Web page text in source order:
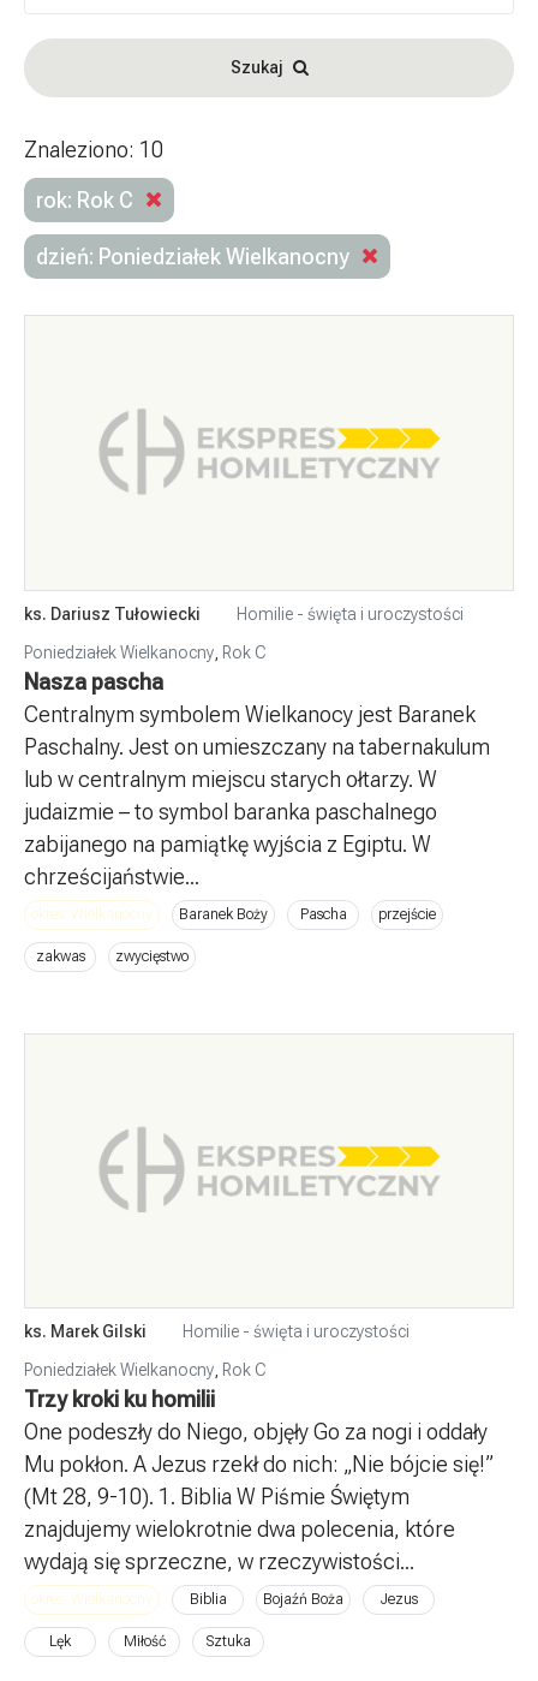
Szukaj
Znaleziono: 10
rok: Rok C
dzień: Poniedziałek Wielkanocny
ks. Dariusz Tułowiecki
Homilie - święta i uroczystości
Poniedziałek Wielkanocny Rok C
Nasza pascha
Centralnym symbolem Wielkanocy jest Baranek
Paschalny. Jest on umieszczany na tabernakulum
lub w centralnym miejscu starych ołtarzy. W
judaizmie – to symbol baranka paschalnego
zabijanego na pamiątkę wyjścia z Egiptu. W
chrześcijaństwie...
okres: Wielkanocny Baranek Boży Pascha przejście
zakwas zwycięstwo
ks. Marek Gilski
Homilie - święta i uroczystości
Poniedziałek Wielkanocny, Rok C
Trzy kroki ku homilii
One podeszły do Niego, objęły Go za nogi i oddały
Mu pokłon. A Jezus rzekł do nich: „Nie bójcie się!”
(Mt 28, 9-10). 1. Biblia W Piśmie Świętym
znajdujemy wielokrotnie dwa polecenia, które
wydają się sprzeczne, w rzeczywistości...
okres: Wielkanocny Biblia Bojaźń Boża Jezus
Lęk Miłość Sztuka